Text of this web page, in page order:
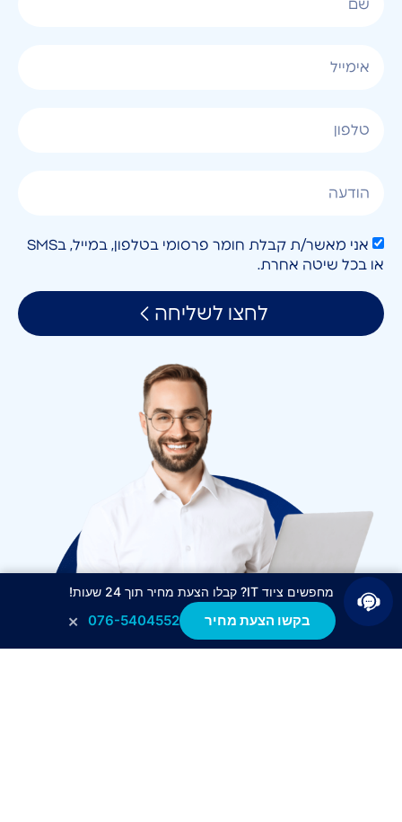
אני מאשר/ת קבלת חומר פרסומי בטלפון, במייל, בSMS
או בכל שיטה אחרת.
לחצו לשליחה
מחפשים ציוד IT? קבלו הצעת מחיר תוך 24 שעות!
בקשו הצעת מחיר 076-5404552
×